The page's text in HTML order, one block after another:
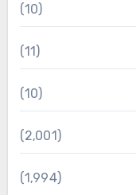
(10)
(11)
(10)
(2٬001)
(1٬994)